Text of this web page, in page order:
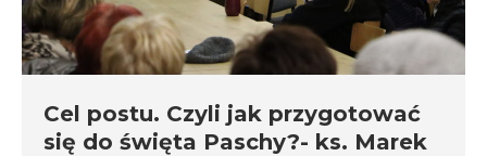
Cel postu. Czyli jak przygotować
się do święta Paschy?- ks. Marek